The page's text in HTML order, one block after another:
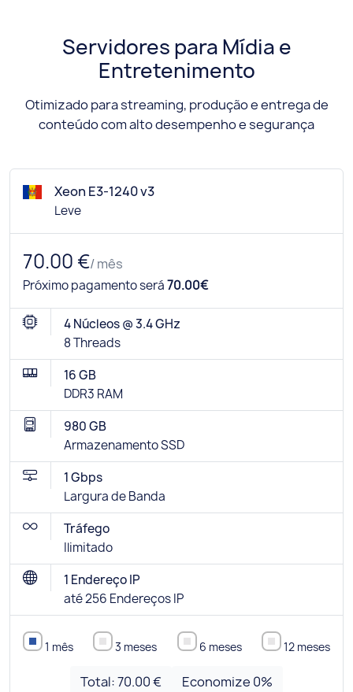
Servidores para Mídia e
Entretenimento
Otimizado para streaming, produção e entrega de
conteúdo com alto desempenho e segurança
Xeon E3-1240 v3
Leve
70.00 €/ mês
Próximo pagamento será70.00€
4 Núcleos @ 3.4 GHz
8 Threads
16 GB
DDR3 RAM
980 GB
Armazenamento SSD
1 Gbps
Largura de Banda
Tráfego
Ilimitado
1 Endereço IP
até 256 Endereços IP
1 mês 3 meses 6 meses 12 meses
Total:70.00 € Economize 0%